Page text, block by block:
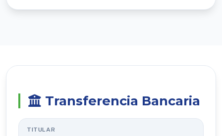
Transferencia Bancaria
TITULAR